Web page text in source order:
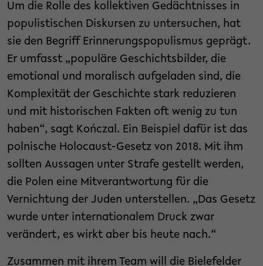
Um die Rolle des kollektiven Gedächtnisses in
populistischen Diskursen zu untersuchen, hat
sie den Begriff Erinnerungspopulismus geprägt.
Er umfasst „populäre Geschichtsbilder, die
emotional und moralisch aufgeladen sind, die
Komplexität der Geschichte stark reduzieren
und mit historischen Fakten oft wenig zu tun
haben“, sagt Kończal. Ein Beispiel dafür ist das
polnische Holocaust-Gesetz von 2018. Mit ihm
sollten Aussagen unter Strafe gestellt werden,
die Polen eine Mitverantwortung für die
Vernichtung der Juden unterstellen. „Das Gesetz
wurde unter internationalem Druck zwar
verändert, es wirkt aber bis heute nach.“
Zusammen mit ihrem Team will die Bielefelder